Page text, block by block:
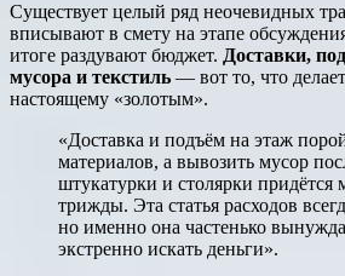
Существует целый ряд неочевидных
вписывают в смету на этапе
итоге раздувают бюджет. Доставки,
мусора и текстиль — вот то, что
настоящему «золотым».
«Доставка и подъём на этаж
материалов, а вывозить мусор
штукатурки и столярки
трижды. Эта статья расходов
но именно она частенько
экстренно искать деньги».